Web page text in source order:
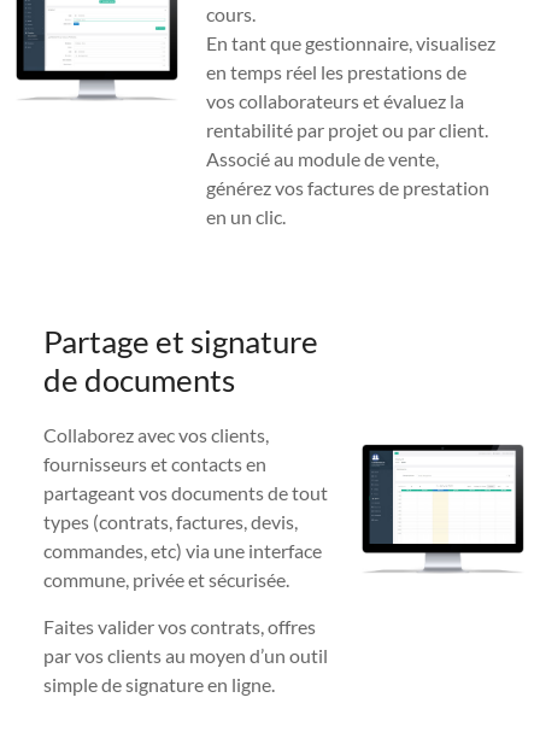
cours.
En tant que gestionnaire, visualisez
en temps réel les prestations de
vos collaborateurs et évaluez la
rentabilité par projet ou par client.
Associé au module de vente,
générez vos factures de prestation
en un clic.
Partage et signature
de documents
Collaborez avec vos clients,
fournisseurs et contacts en
partageant vos documents de tout
types (contrats, factures, devis,
commandes, etc) via une interface
commune, privée et sécurisée.
Faites valider vos contrats, offres
par vos clients au moyen d’un outil
simple de signature en ligne.